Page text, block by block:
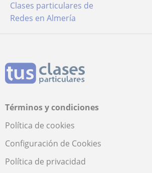
Clases particulares de
Redes en Almería
Términos y condiciones
Política de cookies
Configuración de Cookies
Política de privacidad